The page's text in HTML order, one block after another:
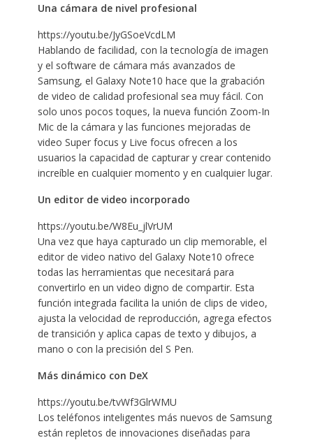
Una cámara de nivel profesional
https://youtu.be/JyGSoeVcdLM
Hablando de facilidad, con la tecnología de imagen
y el software de cámara más avanzados de
Samsung, el Galaxy Note10 hace que la grabación
de video de calidad profesional sea muy fácil. Con
solo unos pocos toques, la nueva función Zoom-In
Mic de la cámara y las funciones mejoradas de
video Super focus y Live focus ofrecen a los
usuarios la capacidad de capturar y crear contenido
increíble en cualquier momento y en cualquier lugar.
Un editor de video incorporado
https://youtu.be/W8Eu_jlVrUM
Una vez que haya capturado un clip memorable, el
editor de video nativo del Galaxy Note10 ofrece
todas las herramientas que necesitará para
convertirlo en un video digno de compartir. Esta
función integrada facilita la unión de clips de video,
ajusta la velocidad de reproducción, agrega efectos
de transición y aplica capas de texto y dibujos, a
mano o con la precisión del S Pen.
Más dinámico con DeX
https://youtu.be/tvWf3GlrWMU
Los teléfonos inteligentes más nuevos de Samsung
están repletos de innovaciones diseñadas para